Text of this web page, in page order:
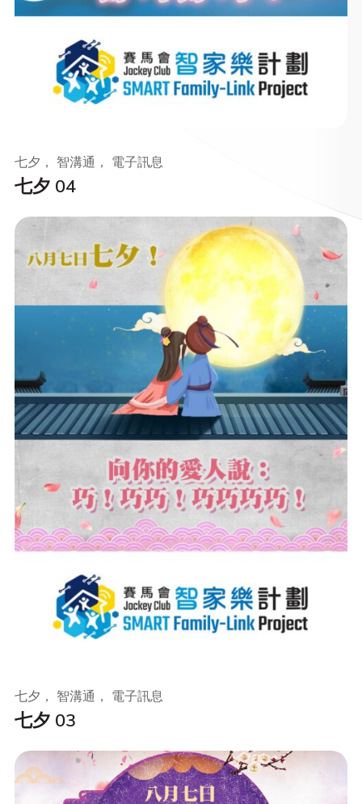
七夕 04
七夕， 智溝通， 電子訊息
七夕 03
七夕， 智溝通， 電子訊息